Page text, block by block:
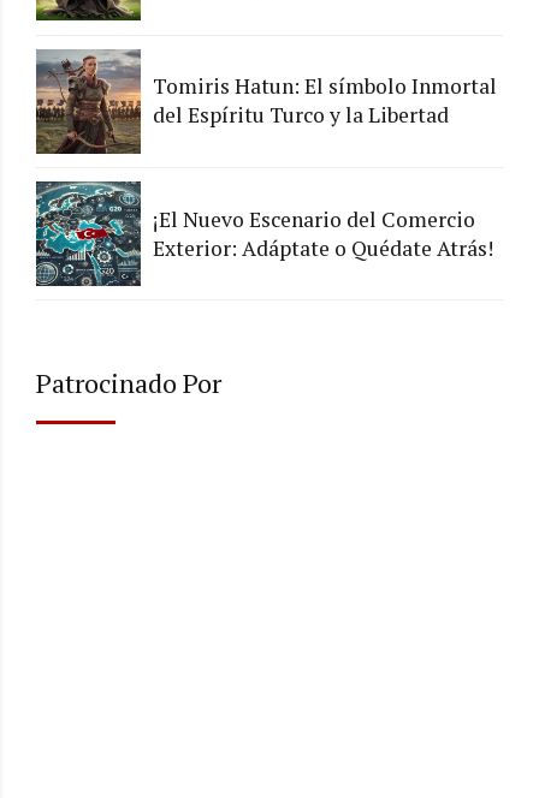
Tomiris Hatun: El símbolo Inmortal
del Espíritu Turco y la Libertad
¡El Nuevo Escenario del Comercio
Exterior: Adáptate o Quédate Atrás!
Patrocinado Por